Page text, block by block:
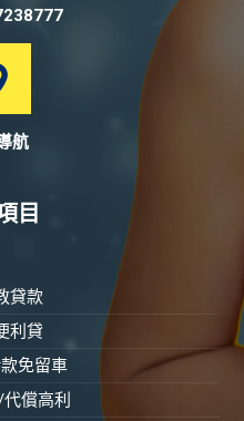
航
目
貸款
利貸
免留車
償高利